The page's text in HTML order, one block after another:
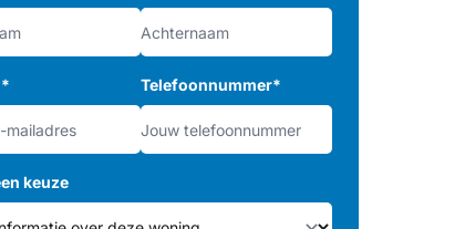
* Telefoonnummer*
keuze